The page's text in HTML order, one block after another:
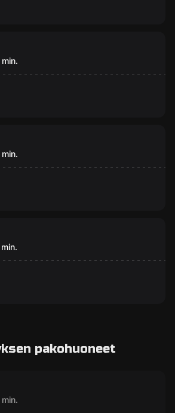
min.
min.
min.
pakohuoneet
min.